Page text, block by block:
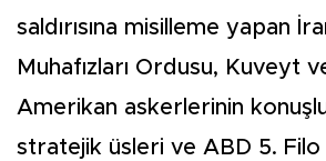
saldırısına misilleme yapan
Muhafızları Ordusu, Kuveyt
Amerikan askerlerinin
stratejik üsleri ve ABD 5. Filo